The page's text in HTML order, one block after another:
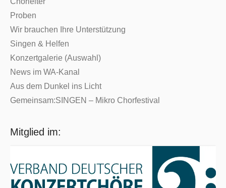
Proben
Wir brauchen Ihre Unterstützung
Singen & Helfen
Konzertgalerie (Auswahl)
News im WA-Kanal
Aus dem Dunkel ins Licht
Gemeinsam:SINGEN – Mikro Chorfestival
Mitglied im: